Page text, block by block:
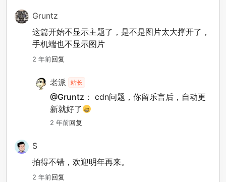
Gruntz
这篇开始不显示主题了，是不是图片太大撑开了，
手机端也不显示图片
2 年前回复
老派 站长
@Gruntz： cdn问题，你留乐言后，自动更
新就好了
2 年前回复
S̆̈
拍得不错，欢迎明年再来。
2 年前回复